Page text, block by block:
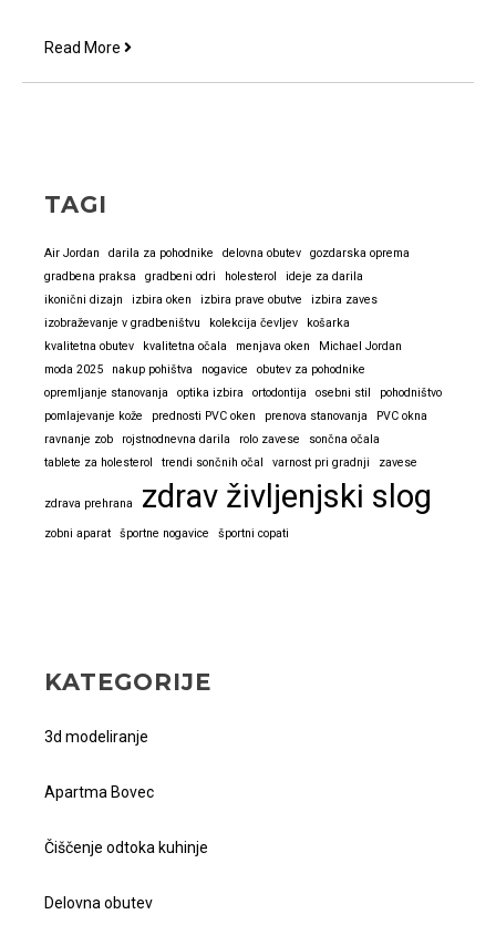
Read More Zdaj
prava
izbira.
Preprosto
vem.
TAGI
Air Jordan darila za pohodnike delovna obutev
gozdarska oprema
gradbena praksa
gradbeni odri holesterol
ideje za darila
ikonični dizajn
izbira oken izbira prave obutve
izbira zaves
izobraževanje v gradbeništvu
kolekcija čevljev
košarka
kvalitetna obutev
kvalitetna očala menjava oken
Michael Jordan
moda 2025
nakup pohištva nogavice
obutev za pohodnike
opremljanje stanovanja
optika izbira ortodontija osebni stil
pohodništvo
pomlajevanje kože
prednosti PVC oken prenova stanovanja
PVC okna
ravnanje zob
rojstnodnevna darila rolo zavese
sončna očala
tablete za holesterol
trendi sončnih očal varnost pri gradnji zavese
zdrava prehrana zdrav življenjski slog
zobni aparat športne nogavice športni copati
KATEGORIJE
3d modeliranje
Apartma Bovec
Čiščenje odtoka kuhinje
Delovna obutev